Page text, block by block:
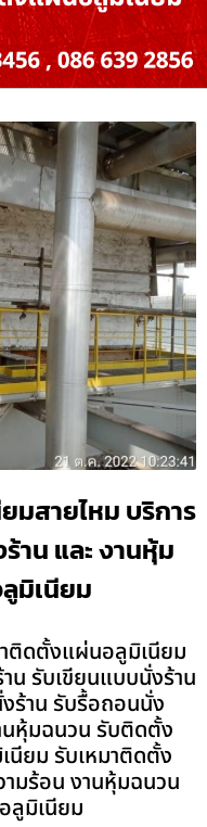
มสายไหม บริการ
าน และ งานหุ้ม
มิเนียม
ติดตั้งแผ่นอลูมิเนียม
น รับเขียนแบบนั่งร้าน
ร้าน รับรื้อถอนนั่ง
นหุ้มฉนวน รับติดตั้ง
ยม รับเหมาติดตั้ง
มร้อน งานหุ้มฉนวน
ลูมิเนียม